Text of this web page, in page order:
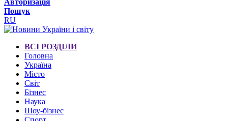
Авторизація
Пошук
RU
ВСІ РОЗДІЛИ
Головна
Україна
Місто
Світ
Бізнес
Наука
Шоу-бізнес